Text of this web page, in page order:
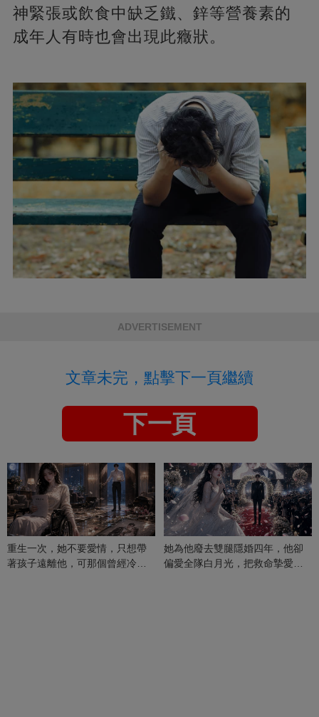
神緊張或飲食中缺乏鐵、鋅等營養素的
成年人有時也會出現此癥狀。
ADVERTISEMENT
文章未完，點擊下一頁繼續
下一頁
重生一次，她不要愛情，只想帶
著孩子遠離他，可那個曾經冷漠
她為他廢去雙腿隱婚四年，他卻
偏愛全隊白月光，把救命摯愛當